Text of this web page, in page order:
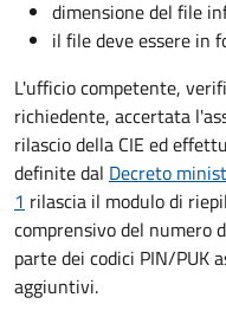
dimensione del file
il file deve essere in
L'ufficio competente,
richiedente, accertata
rilascio della CIE ed
definite dal Decreto
1 rilascia il modulo di
comprensivo del numero
parte dei codici PIN/PUK
aggiuntivi.